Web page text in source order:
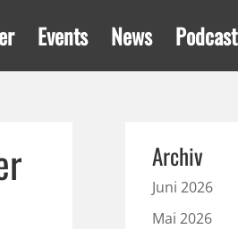
Events News Podcast
Archiv
Juni 2026
Mai 2026